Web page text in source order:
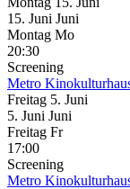
15. Juni Juni
Montag Mo
20:30
Screening
Metro
Freitag 5. Juni
5. Juni Juni
Freitag Fr
17:00
Screening
Metro